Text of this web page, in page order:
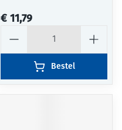
€ 11,79
Bestel